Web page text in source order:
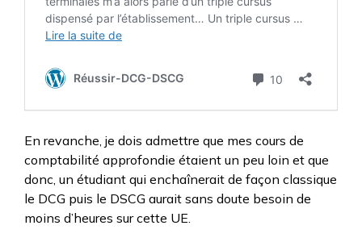
En revanche, je dois admettre que mes cours de
comptabilité approfondie étaient un peu loin et que
donc, un étudiant qui enchaînerait de façon classique
le DCG puis le DSCG aurait sans doute besoin de
moins d’heures sur cette UE.